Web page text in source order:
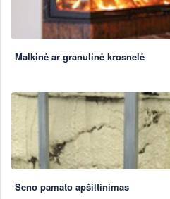
Malkinė ar granulinė krosnelė
Seno pamato apšiltinimas